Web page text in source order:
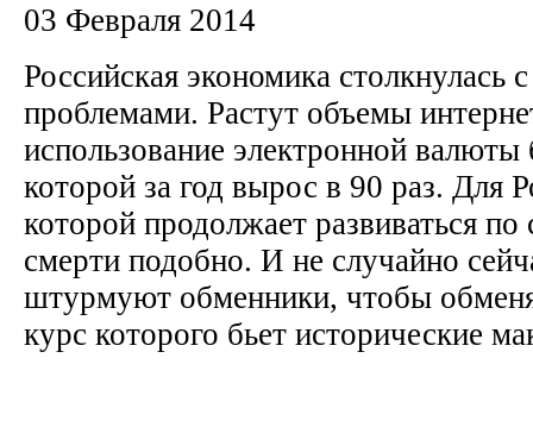
03 Февраля 2014
Российская экономика столкнулась
проблемами. Растут объемы
использование электронной валюты
которой за год вырос в 90 раз. Для
которой продолжает развиваться по
смерти подобно. И не случайно
штурмуют обменники, чтобы
курс которого бьет исторические